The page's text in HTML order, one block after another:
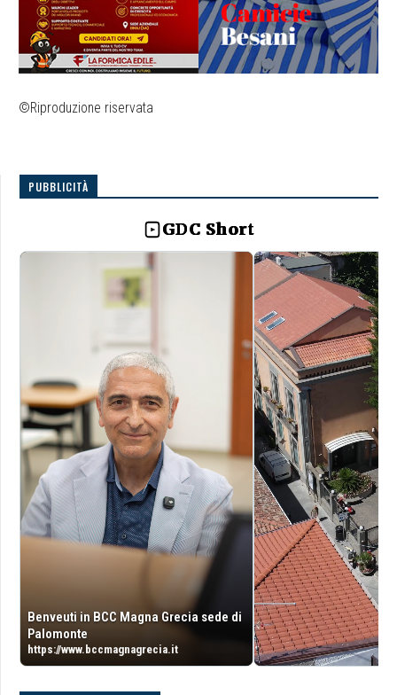
©Riproduzione riservata
PUBBLICITÀ
GDC Short
Benveuti in BCC Magna Grecia sede di
Palomonte
https://www.bccmagnagrecia.it